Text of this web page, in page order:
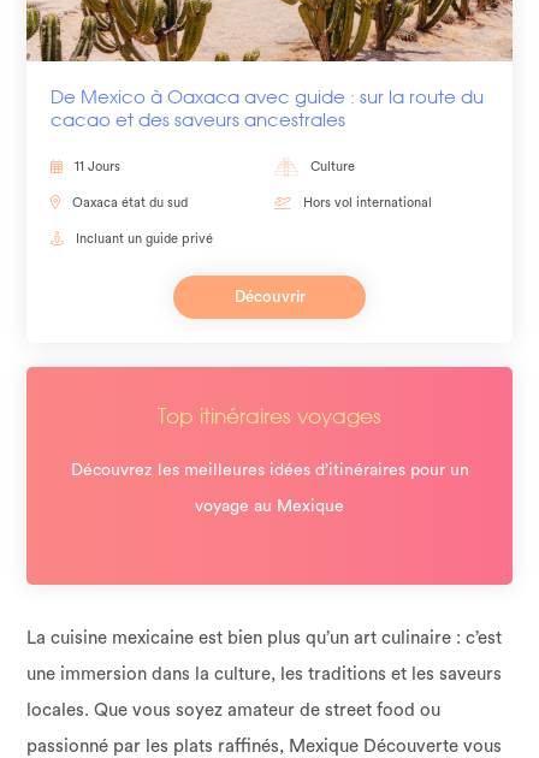
La cuisine mexicaine est bien plus qu’un art culinaire : c’est
une immersion dans la culture, les traditions et les saveurs
locales. Que vous soyez amateur de street food ou
passionné par les plats raffinés, Mexique Découverte vous
De Mexico à Oaxaca avec guide : sur la route du
cacao et des saveurs ancestrales
11 Jours Culture
Oaxaca état du sud Hors vol international
Incluant un guide privé
Découvrir
Top itinéraires voyages
Découvrez les meilleures idées d’itinéraires pour un
voyage au Mexique